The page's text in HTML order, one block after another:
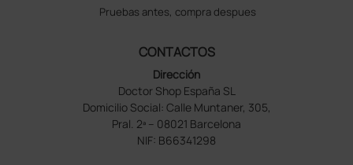
Pruebas antes, compra despues
CONTACTOS
Dirección
Doctor Shop España SL
Domicilio Social: Calle Muntaner, 305,
Pral. 2ª – 08021 Barcelona
NIF: B66341298